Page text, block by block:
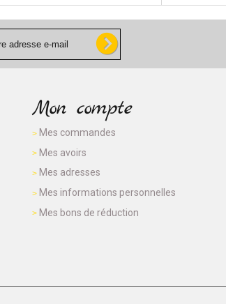
Mon compte
Mes commandes
Mes avoirs
Mes adresses
Mes informations personnelles
Mes bons de réduction